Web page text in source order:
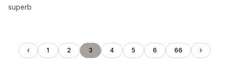
superb
1 2 3 4 5 6 66